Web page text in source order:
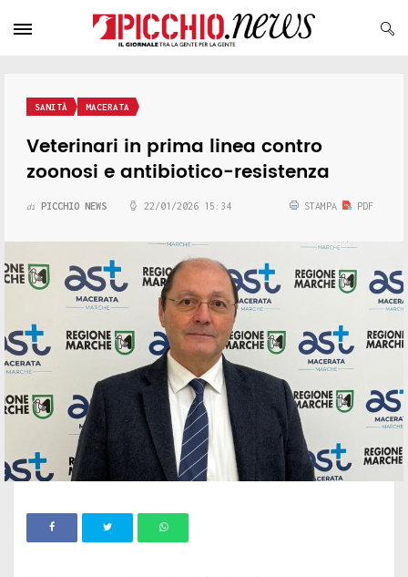
SANITÀ MACERATA
Veterinari in prima linea contro
zoonosi e antibiotico-resistenza
di PICCHIO NEWS 22/01/2026 15:34 STAMPA PDF